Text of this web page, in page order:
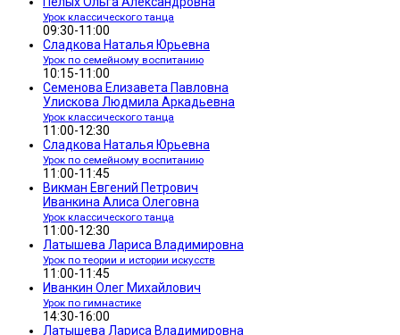
Урок классического танца
09:30-11:00
Сладкова Наталья Юрьевна
Урок по семейному воспитанию
10:15-11:00
Семенова Елизавета Павловна
Улискова Людмила Аркадьевна
Урок классического танца
11:00-12:30
Сладкова Наталья Юрьевна
Урок по семейному воспитанию
11:00-11:45
Викман Евгений Петрович
Иванкина Алиса Олеговна
Урок классического танца
11:00-12:30
Латышева Лариса Владимировна
Урок по теории и истории искусств
11:00-11:45
Иванкин Олег Михайлович
Урок по гимнастике
14:30-16:00
Латышева Лариса Владимировна